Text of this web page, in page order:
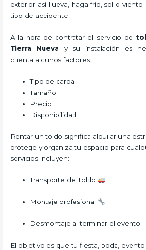
exterior así llueva, haga frío, sol o
tipo de accidente.
A la hora de contratar el servicio de
Tierra Nueva y su instalación es
cuenta algunos factores:
Tipo de carpa
Tamaño
Precio
Disponibilidad
Rentar un toldo significa alquilar una
protege y organiza tu espacio para
servicios incluyen:
Transporte del toldo
Montaje profesional
Desmontaje al terminar el evento
El objetivo es que tu fiesta, boda,